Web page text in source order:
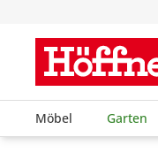
Möbel Garten